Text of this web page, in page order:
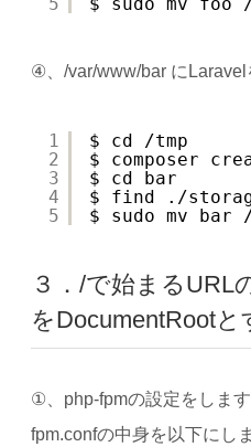
④、/var/www/bar にLaravel
1
2
3
4
5
$ cd /tmp
$ composer
$ cd bar
$ find ./
$ sudo mv bar /
３．/で始まるURL
をDocumentRootと
①、php-fpmの設定をしま
fpm.confの中身を以下にし